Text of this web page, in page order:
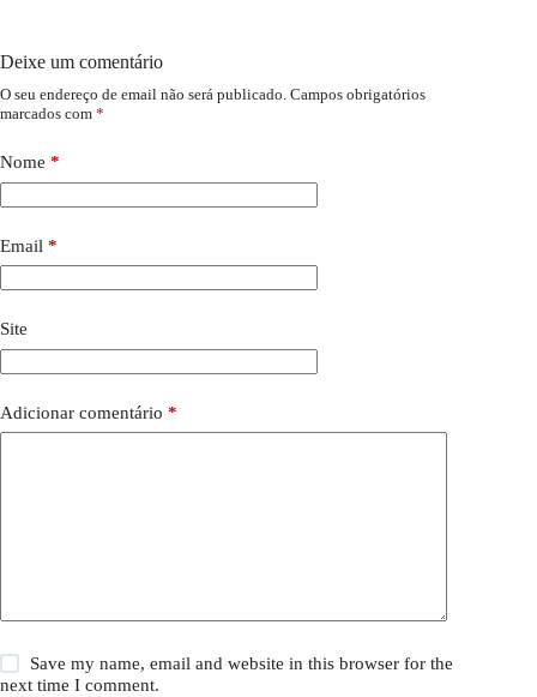
Deixe um comentário
O seu endereço de email não será publicado. Campos obrigatórios
marcados com *
Nome *
Email *
Site
Adicionar comentário *
Save my name, email and website in this browser for the
next time I comment.